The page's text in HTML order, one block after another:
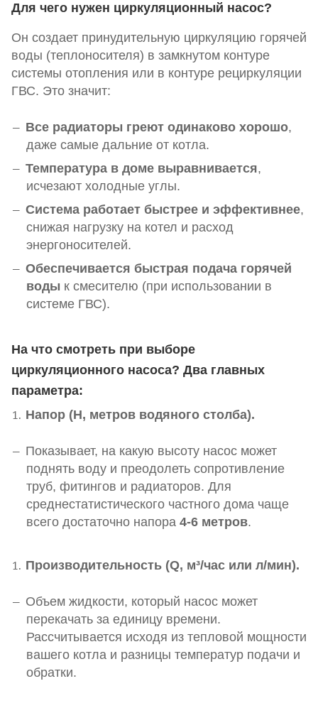
Для чего нужен циркуляционный насос?
Он создает принудительную циркуляцию горячей
воды (теплоносителя) в замкнутом контуре
системы отопления или в контуре рециркуляции
ГВС. Это значит:
Все радиаторы греют одинаково хорошо,
даже самые дальние от котла.
Температура в доме выравнивается,
исчезают холодные углы.
Система работает быстрее и эффективнее,
снижая нагрузку на котел и расход
энергоносителей.
Обеспечивается быстрая подача горячей
воды к смесителю (при использовании в
системе ГВС).
На что смотреть при выборе
циркуляционного насоса? Два главных
параметра:
Напор (H, метров водяного столба).
Показывает, на какую высоту насос может
поднять воду и преодолеть сопротивление
труб, фитингов и радиаторов. Для
среднестатистического частного дома чаще
всего достаточно напора 4-6 метров.
Производительность (Q, м³/час или л/мин).
Объем жидкости, который насос может
перекачать за единицу времени.
Рассчитывается исходя из тепловой мощности
вашего котла и разницы температур подачи и
обратки.